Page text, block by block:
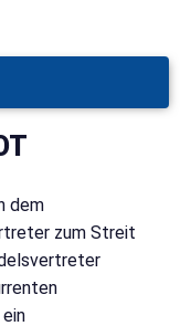
dem
zum Streit